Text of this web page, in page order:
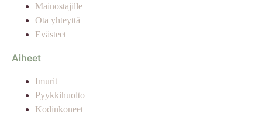
Mainostajille
Ota yhteyttä
Evästeet
Aiheet
Imurit
Pyykkihuolto
Kodinkoneet